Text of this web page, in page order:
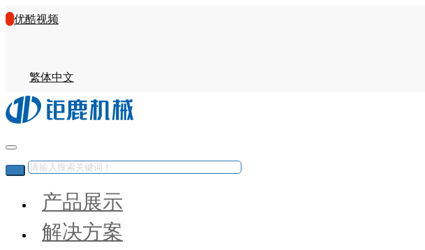
优酷视频
繁体中文
产品展示
解决方案